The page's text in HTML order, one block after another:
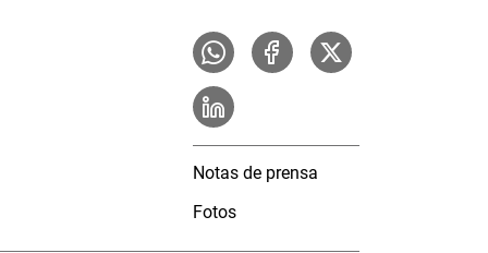
Notas de prensa
Fotos